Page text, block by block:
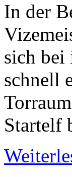
In der
sich bei
schnell
Startelf